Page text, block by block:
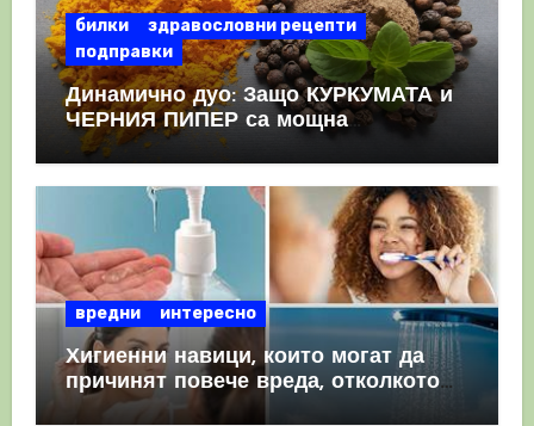
билки
здравословни рецепти
подправки
Динамично дуо: Защо КУРКУМАТА и
ЧЕРНИЯ ПИПЕР са мощна
комбинация
вредни интересно
Хигиенни навици, които могат да
причинят повече вреда, отколкото
полза